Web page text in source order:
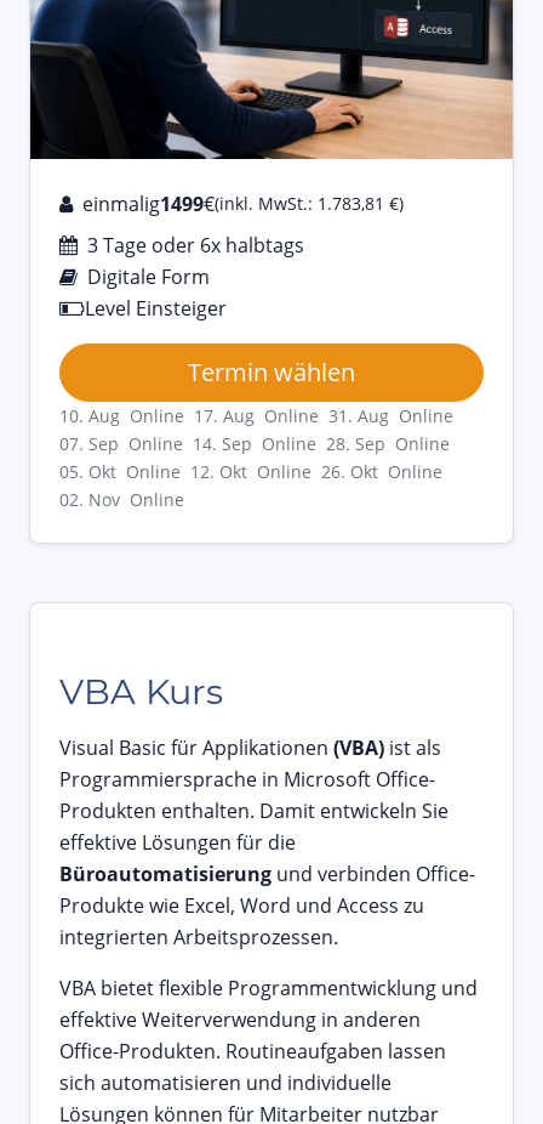
einmalig1499€(inkl. MwSt.: 1.783,81 €)
3 Tage oder 6x halbtags
Digitale Form
Level Einsteiger
Termin wählen
10. Aug Online 17. Aug Online 31. Aug Online
07. Sep Online 14. Sep Online 28. Sep Online
05. Okt Online 12. Okt Online 26. Okt Online
02. Nov Online
VBA Kurs
Visual Basic für Applikationen (VBA) ist als
Programmiersprache in Microsoft Office-
Produkten enthalten. Damit entwickeln Sie
effektive Lösungen für die
Büroautomatisierung und verbinden Office-
Produkte wie Excel, Word und Access zu
integrierten Arbeitsprozessen.
VBA bietet flexible Programmentwicklung und
effektive Weiterverwendung in anderen
Office-Produkten. Routineaufgaben lassen
sich automatisieren und individuelle
Lösungen können für Mitarbeiter nutzbar